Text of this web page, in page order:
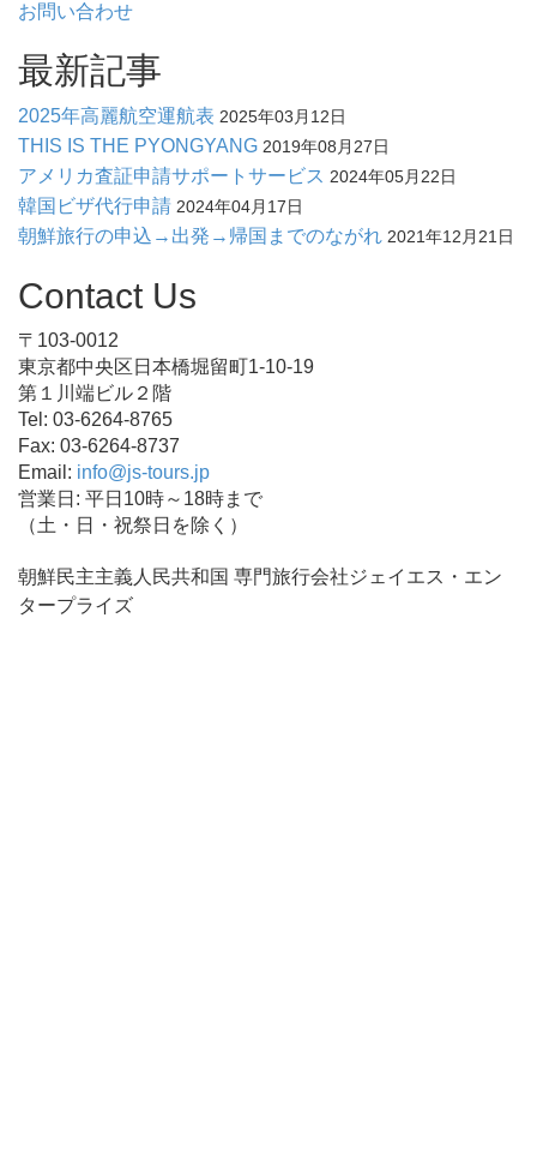
お問い合わせ
最新記事
2025年高麗航空運航表 2025年03月12日
THIS IS THE PYONGYANG 2019年08月27日
アメリカ査証申請サポートサービス 2024年05月22日
韓国ビザ代行申請 2024年04月17日
朝鮮旅行の申込→出発→帰国までのながれ 2021年12月21日
Contact Us
〒103-0012
東京都中央区日本橋堀留町1-10-19
第１川端ビル２階
Tel: 03-6264-8765
Fax: 03-6264-8737
Email: info@js-tours.jp
営業日: 平日10時～18時まで
（土・日・祝祭日を除く）
朝鮮民主主義人民共和国 専門旅行会社ジェイエス・エン
タープライズ